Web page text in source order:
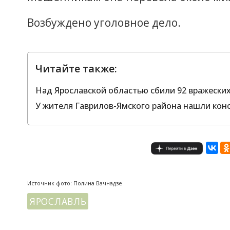
Возбуждено уголовное дело.
Читайте также:
Над Ярославской областью сбили 92
У жителя Гаврилов-Ямского района нашли
Источник фото: Полина Вачнадзе
ЯРОСЛАВЛЬ